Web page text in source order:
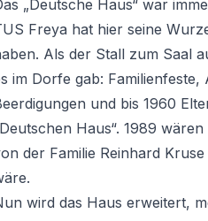
„Deutsche Haus“ war
Freya hat hier seine
Als der Stall zum Saal
im Dorfe gab:
und bis 1960
Haus“. 1989
der Familie Reinhard
wird das Haus erweitert,